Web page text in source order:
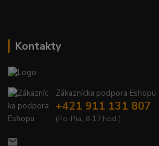
Kontakty
Zákaznícka podpora Eshopu
+421 911 131 807
(Po-Pia, 8-17 hod.)